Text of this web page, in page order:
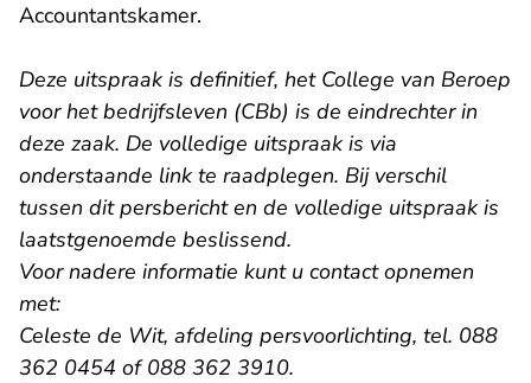
Accountantskamer.
Deze uitspraak is definitief, het College van Beroep
voor het bedrijfsleven (CBb) is de eindrechter in
deze zaak. De volledige uitspraak is via
onderstaande link te raadplegen. Bij verschil
tussen dit persbericht en de volledige uitspraak is
laatstgenoemde beslissend.
Voor nadere informatie kunt u contact opnemen
met:
Celeste de Wit, afdeling persvoorlichting, tel. 088
362 0454 of 088 362 3910.